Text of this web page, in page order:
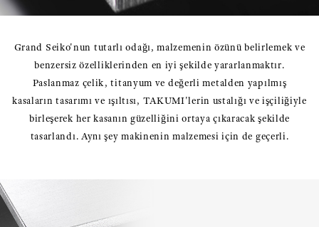
Grand Seiko'nun tutarlı odağı, malzemenin özünü belirlemek ve
benzersiz özelliklerinden en iyi şekilde yararlanmaktır.
Paslanmaz çelik, titanyum ve değerli metalden yapılmış
kasaların tasarımı ve ışıltısı, TAKUMI'lerin ustalığı ve işçiliğiyle
birleşerek her kasanın güzelliğini ortaya çıkaracak şekilde
tasarlandı. Aynı şey makinenin malzemesi için de geçerli.